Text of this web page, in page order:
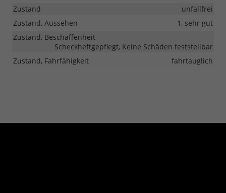
Zustand
unfallfrei
Zustand, Aussehen
1, sehr gut
Zustand, Beschaffenheit
Scheckheftgepflegt, Keine Schäden feststellbar
Zustand, Fahrfähigkeit
fahrtauglich